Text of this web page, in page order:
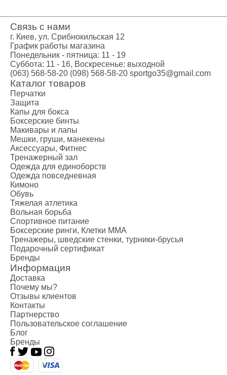
Связь с нами
г. Киев, ул. Срибнокильская 12
График работы магазина
Понедельник - пятница: 11 - 19
Суббота: 11 - 16, Воскресенье: выходной
(063) 568-58-20 (098) 568-58-20 sportgo35@gmail.com
Каталог товаров
Перчатки
Защита
Капы для бокса
Боксерские бинты
Макивары и лапы
Мешки, груши, манекены
Аксессуары, Фитнес
Тренажерный зал
Одежда для единоборств
Одежда повседневная
Кимоно
Обувь
Тяжелая атлетика
Вольная борьба
Спортивное питание
Боксерские ринги, Клетки ММА
Тренажеры, шведские стенки, турники-брусья
Подарочный сертификат
Бренды
Информация
Доставка
Почему мы?
Отзывы клиентов
Контакты
Партнерство
Пользовательское соглашение
Блог
Бренды